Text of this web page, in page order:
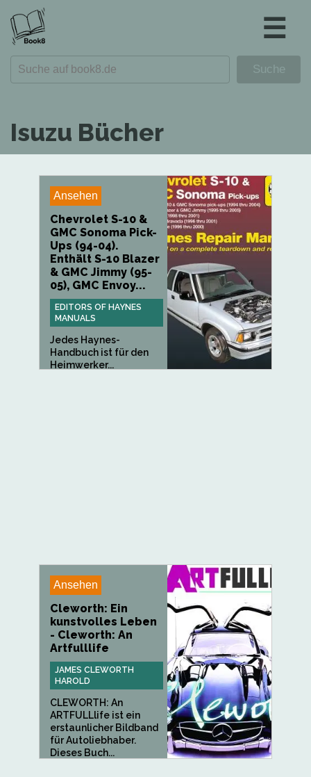
☰
Isuzu Bücher
Ansehen
Chevrolet S-10 &
GMC Sonoma Pick-
Ups (94-04).
Enthält S-10 Blazer
& GMC Jimmy (95-
05), GMC Envoy...
EDITORS OF HAYNES
MANUALS
Jedes Haynes-
Handbuch ist für den
Heimwerker...
Ansehen
Cleworth: Ein
kunstvolles Leben
- Cleworth: An
Artfulllife
JAMES CLEWORTH
HAROLD
CLEWORTH: An
ARTFULLlife ist ein
erstaunlicher Bildband
für Autoliebhaber.
Dieses Buch...